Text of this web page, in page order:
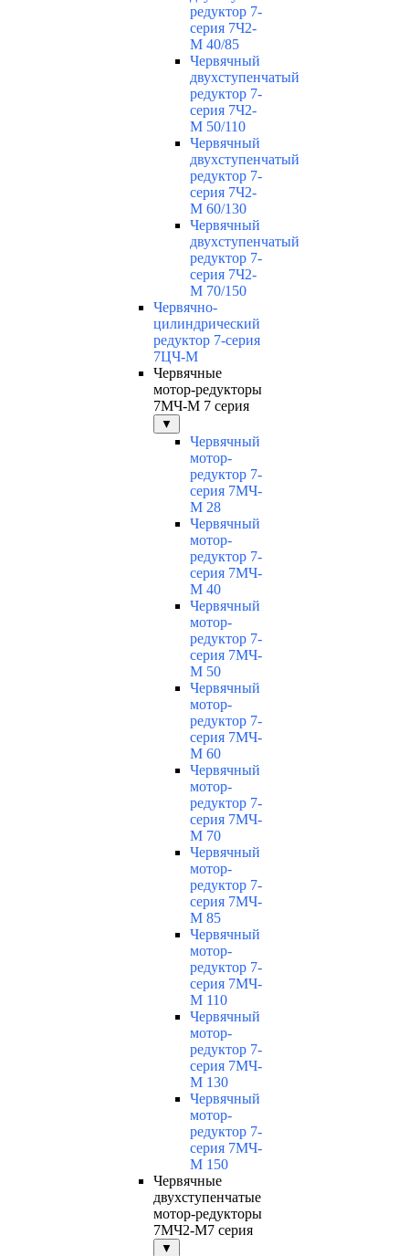
редуктор 7-
серия 7Ч2-
М 40/85
Червячный
двухступенчатый
редуктор 7-
серия 7Ч2-
М 50/110
Червячный
двухступенчатый
редуктор 7-
серия 7Ч2-
М 60/130
Червячный
двухступенчатый
редуктор 7-
серия 7Ч2-
М 70/150
Червячно-
цилиндрический
редуктор 7-серия
7ЦЧ-М
Червячные
мотор-редукторы
7МЧ-М 7 серия
▼
Червячный
мотор-
редуктор 7-
серия 7МЧ-
М 28
Червячный
мотор-
редуктор 7-
серия 7МЧ-
М 40
Червячный
мотор-
редуктор 7-
серия 7МЧ-
М 50
Червячный
мотор-
редуктор 7-
серия 7МЧ-
М 60
Червячный
мотор-
редуктор 7-
серия 7МЧ-
М 70
Червячный
мотор-
редуктор 7-
серия 7МЧ-
М 85
Червячный
мотор-
редуктор 7-
серия 7МЧ-
М 110
Червячный
мотор-
редуктор 7-
серия 7МЧ-
М 130
Червячный
мотор-
редуктор 7-
серия 7МЧ-
М 150
Червячные
двухступенчатые
мотор-редукторы
7МЧ2-М7 серия
▼